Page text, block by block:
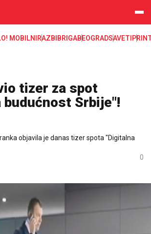
MOBILNI RAZBIBRIGABEOGRADSAVETI
tizer za spot
budućnost Srbije"!
objavila je danas tizer spota "Digitalna
0